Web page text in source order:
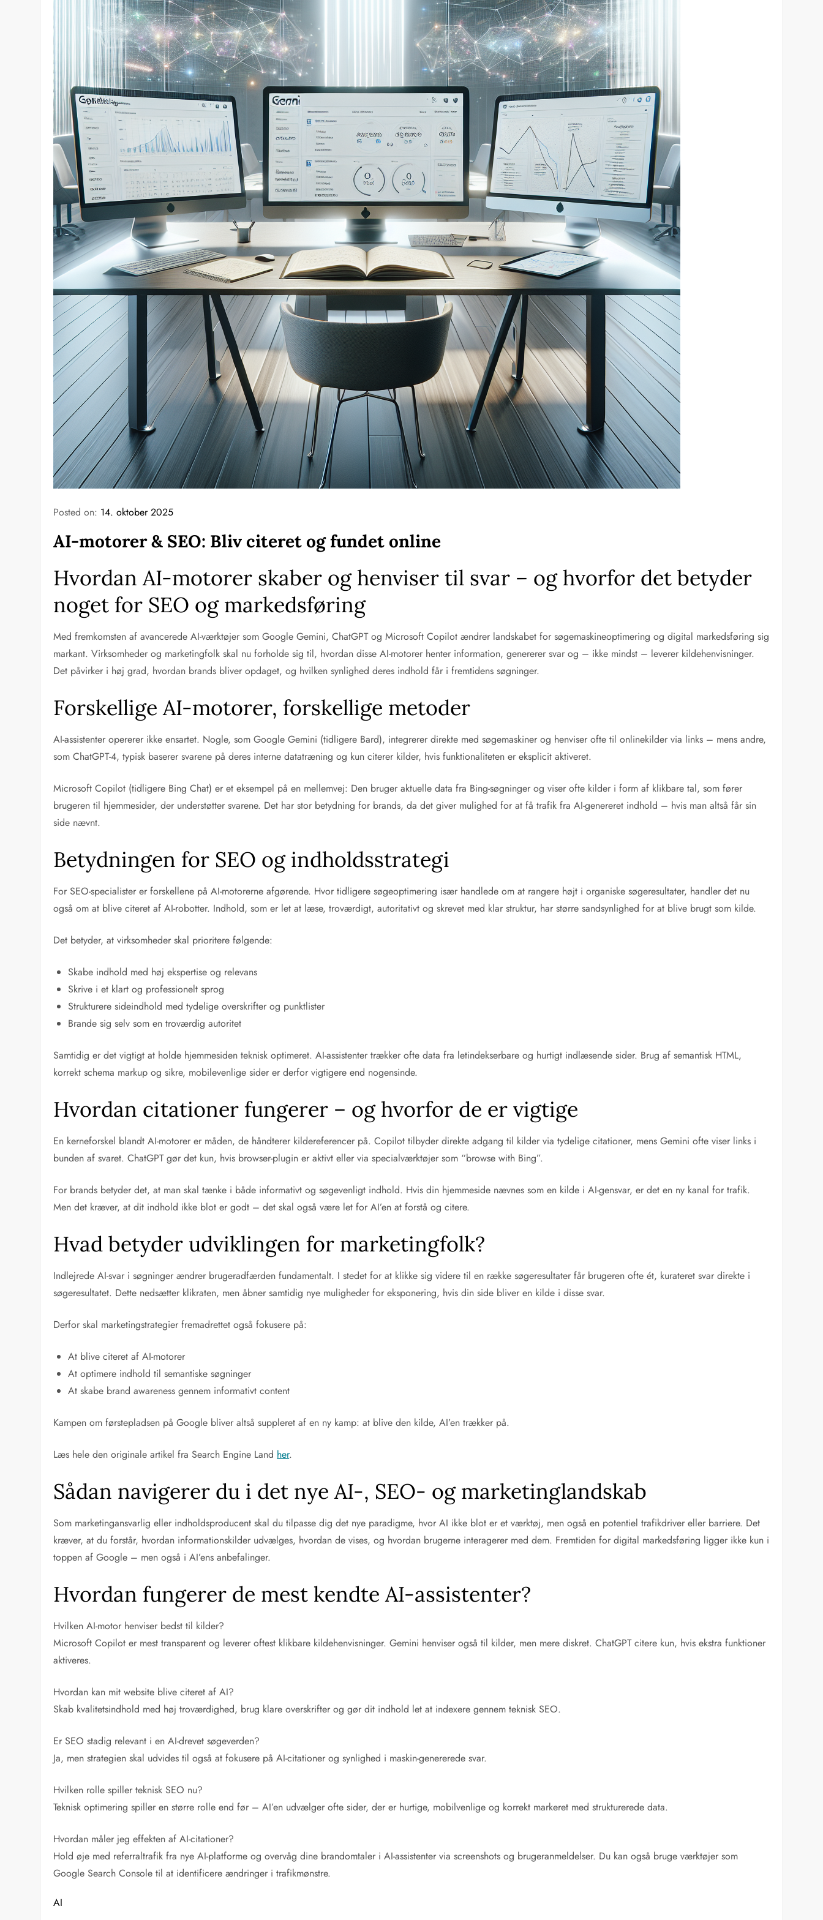
Posted on: 14. oktober 2025
AI-motorer & SEO: Bliv citeret og fundet online
Hvordan AI-motorer skaber og henviser til svar – og hvorfor det betyder
noget for SEO og markedsføring
Med fremkomsten af avancerede AI-værktøjer som Google Gemini, ChatGPT og Microsoft Copilot ændrer landskabet for søgemaskineoptimering og digital markedsføring sig
markant. Virksomheder og marketingfolk skal nu forholde sig til, hvordan disse AI-motorer henter information, genererer svar og – ikke mindst – leverer kildehenvisninger.
Det påvirker i høj grad, hvordan brands bliver opdaget, og hvilken synlighed deres indhold får i fremtidens søgninger.
Forskellige AI-motorer, forskellige metoder
AI-assistenter opererer ikke ensartet. Nogle, som Google Gemini (tidligere Bard), integrerer direkte med søgemaskiner og henviser ofte til onlinekilder via links – mens andre,
som ChatGPT-4, typisk baserer svarene på deres interne datatræning og kun citerer kilder, hvis funktionaliteten er eksplicit aktiveret.
Microsoft Copilot (tidligere Bing Chat) er et eksempel på en mellemvej: Den bruger aktuelle data fra Bing-søgninger og viser ofte kilder i form af klikbare tal, som fører
brugeren til hjemmesider, der understøtter svarene. Det har stor betydning for brands, da det giver mulighed for at få trafik fra AI-genereret indhold – hvis man altså får sin
side nævnt.
Betydningen for SEO og indholdsstrategi
For SEO-specialister er forskellene på AI-motorerne afgørende. Hvor tidligere søgeoptimering især handlede om at rangere højt i organiske søgeresultater, handler det nu
også om at blive citeret af AI-robotter. Indhold, som er let at læse, troværdigt, autoritativt og skrevet med klar struktur, har større sandsynlighed for at blive brugt som kilde.
Det betyder, at virksomheder skal prioritere følgende:
Skabe indhold med høj ekspertise og relevans
Skrive i et klart og professionelt sprog
Strukturere sideindhold med tydelige overskrifter og punktlister
Brande sig selv som en troværdig autoritet
Samtidig er det vigtigt at holde hjemmesiden teknisk optimeret. AI-assistenter trækker ofte data fra letindekserbare og hurtigt indlæsende sider. Brug af semantisk HTML,
korrekt schema markup og sikre, mobilevenlige sider er derfor vigtigere end nogensinde.
Hvordan citationer fungerer – og hvorfor de er vigtige
En kerneforskel blandt AI-motorer er måden, de håndterer kildereferencer på. Copilot tilbyder direkte adgang til kilder via tydelige citationer, mens Gemini ofte viser links i
bunden af svaret. ChatGPT gør det kun, hvis browser-plugin er aktivt eller via specialværktøjer som “browse with Bing”.
For brands betyder det, at man skal tænke i både informativt og søgevenligt indhold. Hvis din hjemmeside nævnes som en kilde i AI-gensvar, er det en ny kanal for trafik.
Men det kræver, at dit indhold ikke blot er godt – det skal også være let for AI’en at forstå og citere.
Hvad betyder udviklingen for marketingfolk?
Indlejrede AI-svar i søgninger ændrer brugeradfærden fundamentalt. I stedet for at klikke sig videre til en række søgeresultater får brugeren ofte ét, kurateret svar direkte i
søgeresultatet. Dette nedsætter klikraten, men åbner samtidig nye muligheder for eksponering, hvis din side bliver en kilde i disse svar.
Derfor skal marketingstrategier fremadrettet også fokusere på:
At blive citeret af AI-motorer
At optimere indhold til semantiske søgninger
At skabe brand awareness gennem informativt content
Kampen om førstepladsen på Google bliver altså suppleret af en ny kamp: at blive den kilde, AI’en trækker på.
Læs hele den originale artikel fra Search Engine Land her.
Sådan navigerer du i det nye AI-, SEO- og marketinglandskab
Som marketingansvarlig eller indholdsproducent skal du tilpasse dig det nye paradigme, hvor AI ikke blot er et værktøj, men også en potentiel trafikdriver eller barriere. Det
kræver, at du forstår, hvordan informationskilder udvælges, hvordan de vises, og hvordan brugerne interagerer med dem. Fremtiden for digital markedsføring ligger ikke kun i
toppen af Google – men også i AI’ens anbefalinger.
Hvordan fungerer de mest kendte AI-assistenter?
Hvilken AI-motor henviser bedst til kilder?
Microsoft Copilot er mest transparent og leverer oftest klikbare kildehenvisninger. Gemini henviser også til kilder, men mere diskret. ChatGPT citere kun, hvis ekstra funktioner
aktiveres.
Hvordan kan mit website blive citeret af AI?
Skab kvalitetsindhold med høj troværdighed, brug klare overskrifter og gør dit indhold let at indexere gennem teknisk SEO.
Er SEO stadig relevant i en AI-drevet søgeverden?
Ja, men strategien skal udvides til også at fokusere på AI-citationer og synlighed i maskin-genererede svar.
Hvilken rolle spiller teknisk SEO nu?
Teknisk optimering spiller en større rolle end før – AI’en udvælger ofte sider, der er hurtige, mobilvenlige og korrekt markeret med strukturerede data.
Hvordan måler jeg effekten af AI-citationer?
Hold øje med referraltrafik fra nye AI-platforme og overvåg dine brandomtaler i AI-assistenter via screenshots og brugeranmeldelser. Du kan også bruge værktøjer som
Google Search Console til at identificere ændringer i trafikmønstre.
AI